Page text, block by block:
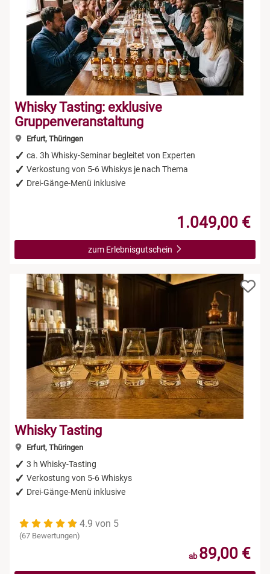
Whisky Tasting: exklusive
Gruppenveranstaltung
Erfurt, Thüringen
ca. 3h Whisky-Seminar begleitet von Experten
Verkostung von 5-6 Whiskys je nach Thema
Drei-Gänge-Menü inklusive
1.049,00 €
zum Erlebnisgutschein
Whisky Tasting
Erfurt, Thüringen
3 h Whisky-Tasting
Verkostung von 5-6 Whiskys
Drei-Gänge-Menü inklusive
4.9 von 5
(67 Bewertungen)
ab 89,00 €